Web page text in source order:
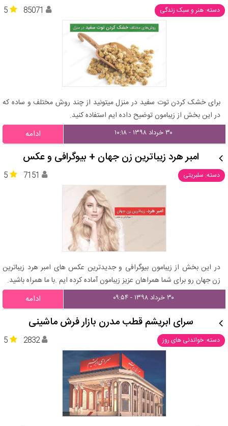
دسته: هنر و سبک زندگی 5 85071
برای خشک کردن توت سفید در منزل میتونید از چند روش مختلف و ساده که
در این بخش از زیبامون توضیح داده ایم استفاده کنید.
۳۰ خرداد ۱۳۹۸ - ۱۰:۱۸ ادامه
امبر هرد زیباترین زن جهان + بیوگرافی و عکس
دسته: سلبریتی 5 7151
در این بخش از زیبامون بیوگرافی و جدیدترین عکس های امبر هرد زیباترین
زن جهان رو برای شما همراهان عزیز زیبامون آماده کرده ایم .با ما همراه باشید.
۳۰ خرداد ۱۳۹۸ - ۰۹:۵۴ ادامه
سرای ابریشم قطب مدرن بازار فرش ماشینی
دسته: خواندنی های روز 5 2832